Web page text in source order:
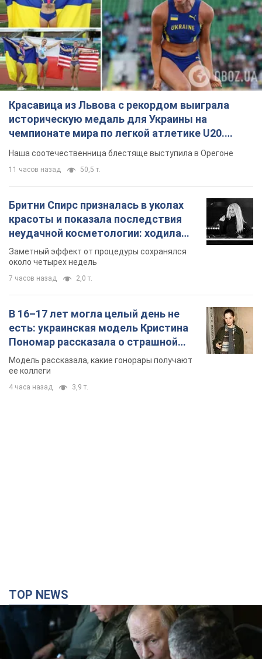
Красавица из Львова с рекордом выиграла
историческую медаль для Украины на
чемпионате мира по легкой атлетике U20.
Видео
Наша соотечественница блестяще выступила в Орегоне
11 часов назад 50,5 т.
Бритни Спирс призналась в уколах
красоты и показала последствия
неудачной косметологии: ходила
так почти месяц
Заметный эффект от процедуры сохранялся
около четырех недель
7 часов назад 2,0 т.
В 16–17 лет могла целый день не
есть: украинская модель Кристина
Пономар рассказала о страшной
стороне модельной карьеры
Модель рассказала, какие гонорары получают
ее коллеги
4 часа назад 3,9 т.
TOP NEWS